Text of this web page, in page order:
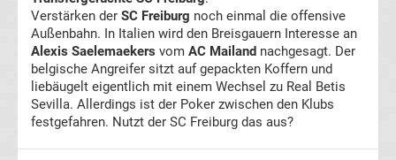
Fußball
WM
Fußball
EM
Verstärken der SC Freiburg noch einmal die offensive
Außenbahn. In Italien wird den Breisgauern Interesse an
Alexis Saelemaekers vom AC Mailand nachgesagt. Der
belgische Angreifer sitzt auf gepackten Koffern und
liebäugelt eigentlich mit einem Wechsel zu Real Betis
Sevilla. Allerdings ist der Poker zwischen den Klubs
festgefahren. Nutzt der SC Freiburg das aus?